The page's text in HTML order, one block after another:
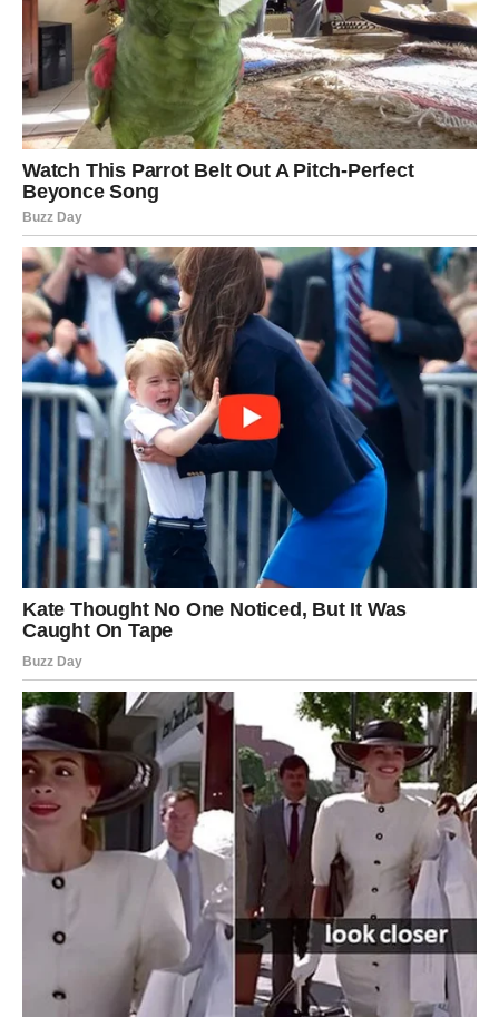
Vježba za bol u zglobu kuka
Kod bolova u kukovima Bubnovski preporučujepolu-most,
jednostavnu ali efikasnu vježbu.
Izvođenje:
Lezite na leđa
Ruke postavite ispod glave
Noge savijte u koljenima
Uz izdah podignite karlicu od poda dok tijelo ne formira blagi
luk. Zatim se sporo vratite u početni položaj. Ponovite
10 do
15 puta
Ova vježba aktivira mišiće zadnjice, butina i donjeg dijela
leđa, čime se ubrzava cirkulacija i smanjuje ukočenost.
Najčešći pacijenti: Ljudi koji rade
sjedeći posao
Doktor Bubnovski ističe da su njegovi pacijenti najčešće
osobe koje rade u kancelarijama i
provode veći dio dana
sjedeći. Za njih ima nekoliko važnih savjeta.
Savjeti za one koji dugo sjede